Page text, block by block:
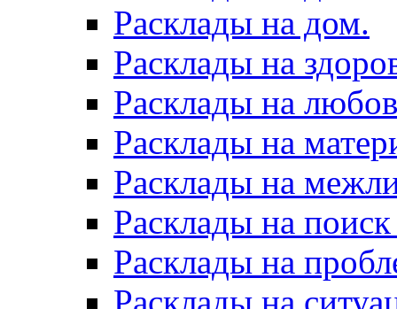
Расклады на дом.
Расклады на
Расклады на
Расклады на
Расклады на
Расклады на
Расклады на
Расклады на